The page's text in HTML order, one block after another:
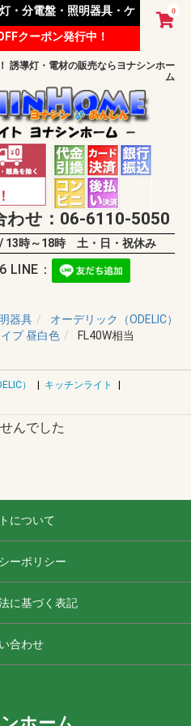
0
・分電盤・照明器具・ケ
り扱っています。
クーポン発行中！
誘導灯・電材の販売ならヨナシンホー
ム
わせ：06-6110-5050
13時～18時 土・日・祝休み
LINE：
器具
オーデリック（ODELIC）
プ 昼白色 FL40W相当
） | キッチンライト
|
んでした
について
ーポリシー
に基づく表記
合わせ